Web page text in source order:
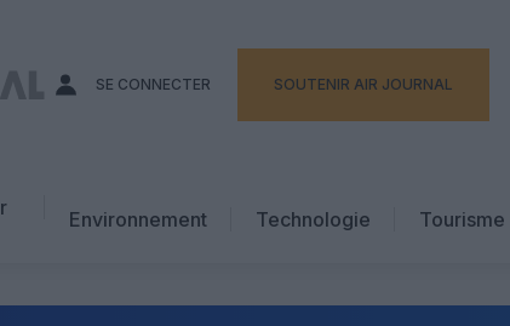
SE CONNECTER SOUTENIR AIR JOURNAL
Environnement Technologie
Tourisme
Hôtellerie